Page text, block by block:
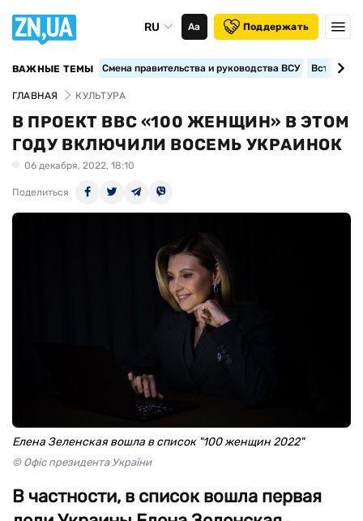
RU Аа Поддержать
ВАЖНЫЕ ТЕМЫ Смена правительства и руководства ВСУ
ГЛАВНАЯ КУЛЬТУРА
В ПРОЕКТ ВВС «100 ЖЕНЩИН» В ЭТОМ
ГОДУ ВКЛЮЧИЛИ ВОСЕМЬ УКРАИНОК
06 декабря, 2022, 18:10
Поделиться
Елена Зеленская вошла в список "100 женщин 2022"
© Офіс президента України
В частности, в список вошла первая